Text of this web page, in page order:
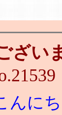
ざい
21539
んに